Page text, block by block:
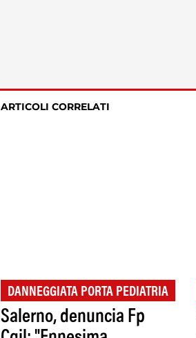
ARTICOLI CORRELATI
DANNEGGIATA PORTA PEDIATRIA
Salerno, denuncia Fp